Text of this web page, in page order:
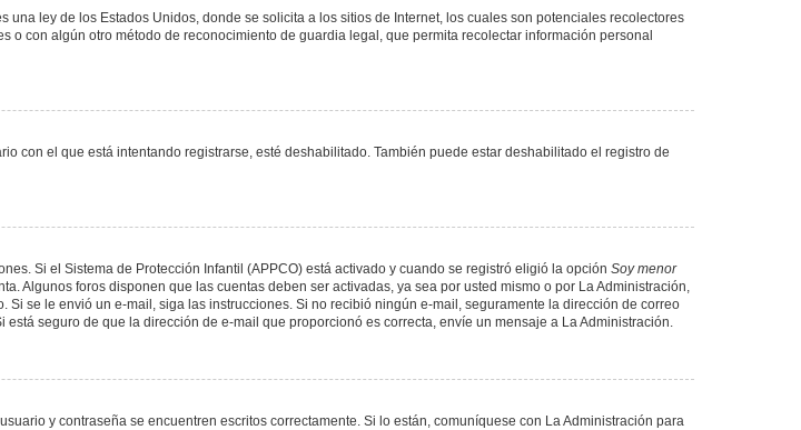
ley de los Estados Unidos, donde se solicita a los sitios de Internet, los cuales son potenciales recolectores
con algún otro método de reconocimiento de guardia legal, que permita recolectar información personal
con el que está intentando registrarse, esté deshabilitado. También puede estar deshabilitado el registro de
Si el Sistema de Protección Infantil (APPCO) está activado y cuando se registró eligió la opción Soy menor
Algunos foros disponen que las cuentas deben ser activadas, ya sea por usted mismo o por La Administración,
se le envió un e-mail, siga las instrucciones. Si no recibió ningún e-mail, seguramente la dirección de correo
seguro de que la dirección de e-mail que proporcionó es correcta, envíe un mensaje a La Administración.
y contraseña se encuentren escritos correctamente. Si lo están, comuníquese con La Administración para